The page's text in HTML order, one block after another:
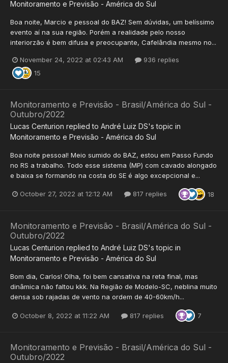
Monitoramento e Previsão - América do Sul
Boa noite, Marcio e pessoal do BAZ! Sem dúvidas, um belíssimo
evento aí na sua região. Porém a realidade pelo nosso
interiorzão é bem difusa e preocupante, Cafelândia mesmo no...
November 24, 2022 at 02:43 AM
936 replies
15
Monitoramento e Previsão - Brasil/América do Sul -
Outubro/2022
Lucas Centurion replied to André Luiz DS's topic in
Monitoramento e Previsão - América do Sul
Boa noite pessoal! Meio sumido do BAZ, estou em Passo Fundo
no RS a trabalho. Todo esse sistema (MP) com cavado alongado
e baixa se formando na costa do SE é algo excepcional e...
October 27, 2022 at 12:12 AM 817 replies 18
Monitoramento e Previsão - Brasil/América do Sul -
Outubro/2022
Lucas Centurion replied to André Luiz DS's topic in
Monitoramento e Previsão - América do Sul
Bom dia, Carlos! Olha, foi bem cansativa na reta final, mas
dinâmica não faltou kkk. Na Região de Modelo-SC, neblina muito
densa sob rajadas de vento na ordem de 40-60km/h...
October 8, 2022 at 11:22 AM 817 replies 7
Monitoramento e Previsão - Brasil/América do Sul -
Outubro/2022